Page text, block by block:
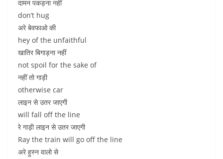
दामन पकड़ना नहीं
don’t hug
अरे बेवफाओ की
hey of the unfaithful
खातिर बिगाड़ना नहीं
not spoil for the sake of
नहीं तो गाड़ी
otherwise car
लाइन से उतर जाएगी
will fall off the line
रे गाड़ी लाइन से उतर जाएगी
Ray the train will go off the line
अरे हुस्न वालो से